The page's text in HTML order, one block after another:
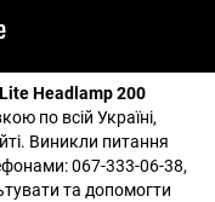
Headlamp 200
по всій Україні,
Виникли питання
067-333-06-38,
та допомогти